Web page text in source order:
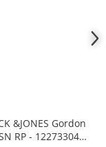
&JONES Gordon
RP - 12273304-